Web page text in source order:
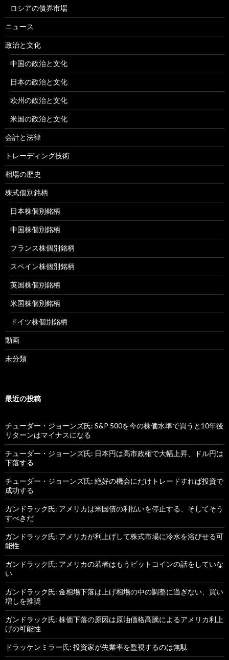
ロシアの債券市場
ニュース
政治と文化
中国の政治と文化
日本の政治と文化
欧州の政治と文化
米国の政治と文化
会計と法律
トレーディング技術
相場の歴史
株式個別銘柄
日本株個別銘柄
中国株個別銘柄
フランス株個別銘柄
スペイン株個別銘柄
英国株個別銘柄
米国株個別銘柄
ドイツ株個別銘柄
動画
未分類
最近の投稿
チューダー・ジョーンズ氏: S&P 500を今の株価水準で買うと10年後
リターンはマイナスになる
チューダー・ジョーンズ氏: 日本円は高市政権で大幅上昇、ドル円は
下落する
チューダー・ジョーンズ氏: 絶好の機会にだけトレードすれば投資で
成功する
ガンドラック氏: アメリカは米国債の利払いを停止する、そしてそう
すべきだ
ガンドラック氏: アメリカが利上げして株式市場に冷水を浴びせる可
能性
ガンドラック氏: アメリカの若者はもうビットコインの話をしていな
い
ガンドラック氏: 金相場下落は上げ相場の中の調整に過ぎない、買い
増しを推奨
ガンドラック氏: 株価下落の原因は原油価格高騰によるアメリカ利上
げの可能性
ドラッケンミラー氏: 投資家が失業率を監視するのは無駄